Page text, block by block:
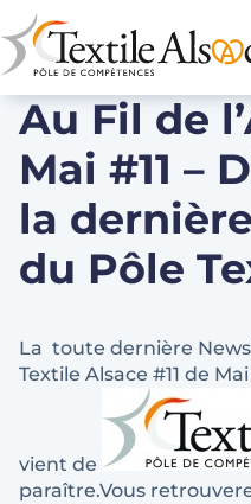
Au Fil de
Mai #11 –
la
du Pôle
La toute dernière
Textile Alsace #11 de
vient de
paraître.Vous
Panneau de gestion des